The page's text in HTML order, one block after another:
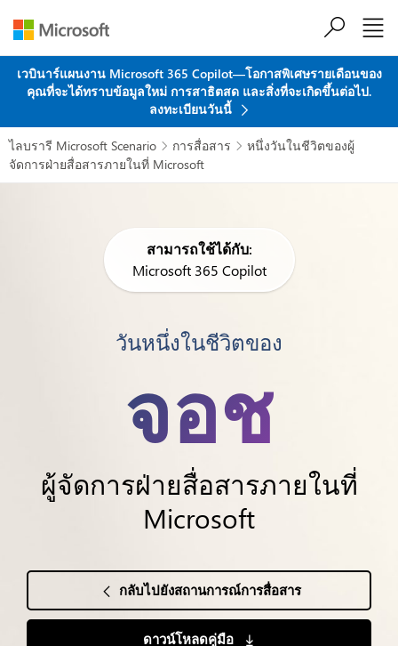
เวบินาร์แผนงาน Microsoft 365 Copilot—โอกาสพิเศษรายเดือนของ
คุณที่จะได้ทราบข้อมูลใหม่ การสาธิตสด และสิ่งที่จะเกิดขึ้นต่อไป.
ลงทะเบียนวันนี้
ไลบรารี Microsoft Scenario  การสื่อสาร  หนึ่งวันในชีวิตของผู้
จัดการฝ่ายสื่อสารภายในที่ Microsoft
สามารถใช้ได้กับ:
Microsoft 365 Copilot
วันหนึ่งในชีวิตของ
จอช
ผู้จัดการฝ่ายสื่อสารภายในที่
Microsoft
กลับไปยังสถานการณ์การสื่อสาร
ดาวน์โหลดคู่มือ